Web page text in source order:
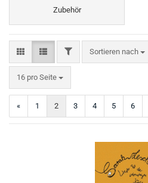
Zubehör
FILTERSortieren nach
Sortieren nach
16 pro Seite
pro Seite
« 1 2 3 4 5 6